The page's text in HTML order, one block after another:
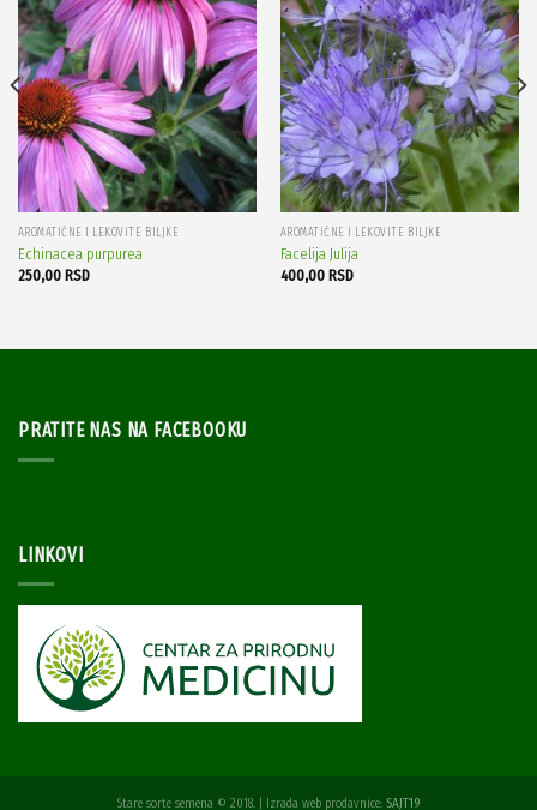
AROMATIČNE I LEKOVITE BILJKE
Echinacea purpurea
250,00RSD
AROMATIČNE I LEKOVITE BILJKE
Facelija Julija
400,00RSD
PRATITE NAS NA FACEBOOKU
LINKOVI
Stare sorte semena © 2018. | Izrada web prodavnice: SAJT19